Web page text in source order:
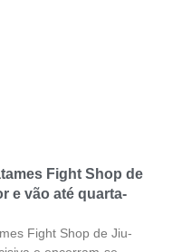
Fight Shop de
e vão até quarta-
Fight Shop de Jiu-